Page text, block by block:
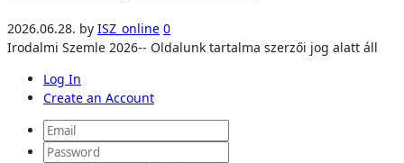
2026.06.28. by ISZ_online 0
Irodalmi Szemle 2026-- Oldalunk tartalma szerzői jog alatt áll
Log In
Create an Account